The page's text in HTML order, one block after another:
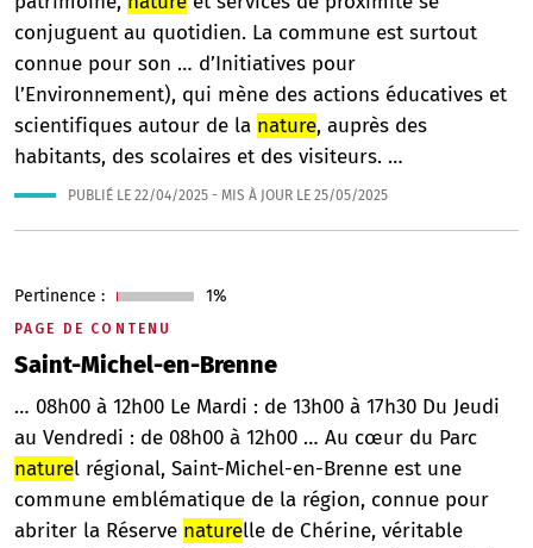
conjuguent au quotidien. La commune est surtout
connue pour son … d’Initiatives pour
l’Environnement), qui mène des actions éducatives et
scientifiques autour de la nature, auprès des
habitants, des scolaires et des visiteurs. …
PUBLIÉ LE 22/04/2025 - MIS À JOUR LE 25/05/2025
PAGE DE CONTENU
Saint-Michel-en-Brenne
Pertinence : 1%
… 08h00 à 12h00 Le Mardi : de 13h00 à 17h30 Du Jeudi
au Vendredi : de 08h00 à 12h00 … Au cœur du Parc
naturel régional, Saint-Michel-en-Brenne est une
commune emblématique de la région, connue pour
abriter la Réserve naturelle de Chérine, véritable